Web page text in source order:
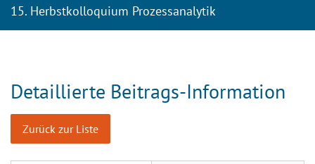
15. Herbstkolloquium Prozessanalytik
Detaillierte Beitrags-Information
Zurück zur Liste